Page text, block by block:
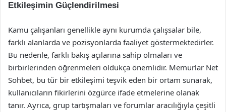
Etkileşimin Güçlendirilmesi
Kamu çalışanları genellikle aynı kurumda çalışsalar bile,
farklı alanlarda ve pozisyonlarda faaliyet göstermektedirler.
Bu nedenle, farklı bakış açılarına sahip olmaları ve
birbirlerinden öğrenmeleri oldukça önemlidir. Memurlar Net
Sohbet, bu tür bir etkileşimi teşvik eden bir ortam sunarak,
kullanıcıların fikirlerini özgürce ifade etmelerine olanak
tanır. Ayrıca, grup tartışmaları ve forumlar aracılığıyla çeşitli